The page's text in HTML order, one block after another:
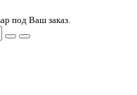
под Ваш заказ.